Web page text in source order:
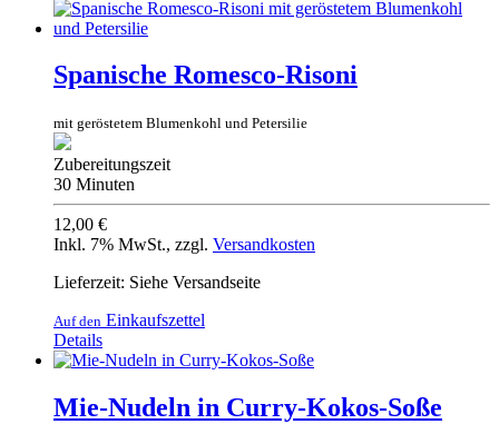
Spanische Romesco-Risoni
mit geröstetem Blumenkohl und Petersilie
Zubereitungszeit
30 Minuten
12,00 €
Inkl. 7% MwSt., zzgl. Versandkosten
Lieferzeit: Siehe Versandseite
Auf den Einkaufszettel
Details
Mie-Nudeln in Curry-Kokos-Soße